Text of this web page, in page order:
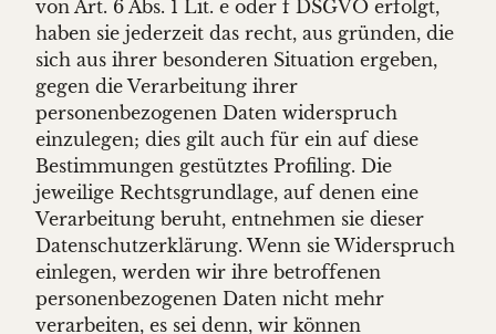
von Art. 6 Abs. 1 Lit. e oder f DSGVO erfolgt,
haben sie jederzeit das recht, aus gründen, die
sich aus ihrer besonderen Situation ergeben,
gegen die Verarbeitung ihrer
personenbezogenen Daten widerspruch
einzulegen; dies gilt auch für ein auf diese
Bestimmungen gestütztes Profiling. Die
jeweilige Rechtsgrundlage, auf denen eine
Verarbeitung beruht, entnehmen sie dieser
Datenschutzerklärung. Wenn sie Widerspruch
einlegen, werden wir ihre betroffenen
personenbezogenen Daten nicht mehr
verarbeiten, es sei denn, wir können